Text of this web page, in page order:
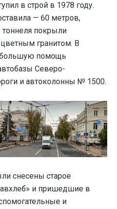
в строй в 1978 году.
— 60 метров,
покрыли
гранитом. В
большую помощь
Северо-
и автоколонны № 1500.
снесены старое
и пришедшие в
и